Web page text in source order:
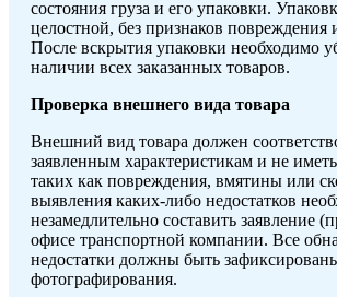
состояния груза и его упаковки.
целостной, без признаков повреждения
После вскрытия упаковки необходимо
наличии всех заказанных товаров.
Проверка внешнего вида товара
Внешний вид товара должен
заявленным характеристикам и не
таких как повреждения, вмятины или
выявления каких-либо недостатков
незамедлительно составить заявление
офисе транспортной компании. Все
недостатки должны быть
фотографирования.